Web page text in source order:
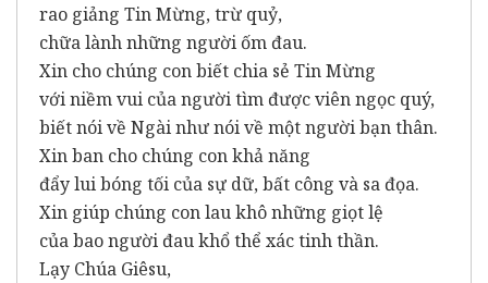
rao giảng Tin Mừng, trừ quỷ,
chữa lành những người ốm đau.
Xin cho chúng con biết chia sẻ Tin Mừng
với niềm vui của người tìm được viên ngọc quý,
biết nói về Ngài như nói về một người bạn thân.
Xin ban cho chúng con khả năng
đẩy lui bóng tối của sự dữ, bất công và sa đọa.
Xin giúp chúng con lau khô những giọt lệ
của bao người đau khổ thể xác tinh thần.
Lạy Chúa Giêsu,